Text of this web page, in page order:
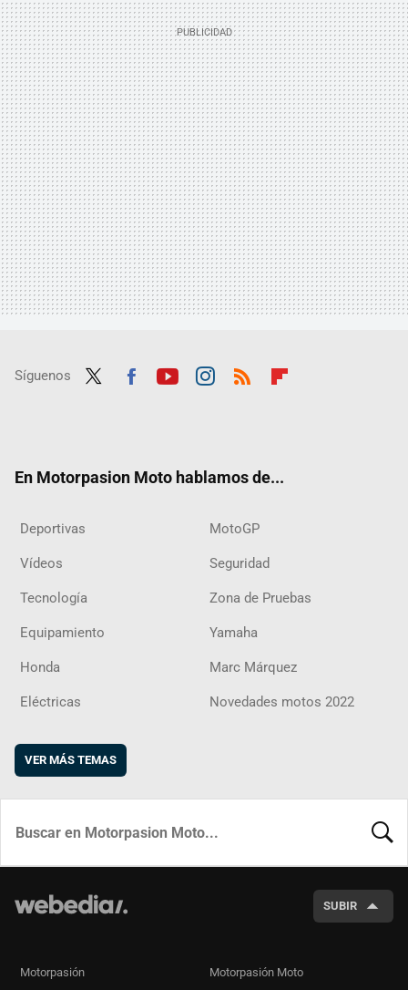
Síguenos
En Motorpasion Moto hablamos de...
Deportivas MotoGP
Vídeos Seguridad
Tecnología Zona de Pruebas
Equipamiento Yamaha
Honda Marc Márquez
Eléctricas Novedades motos 2022
VER MÁS TEMAS
SUBIR
Motorpasión Motorpasión Moto